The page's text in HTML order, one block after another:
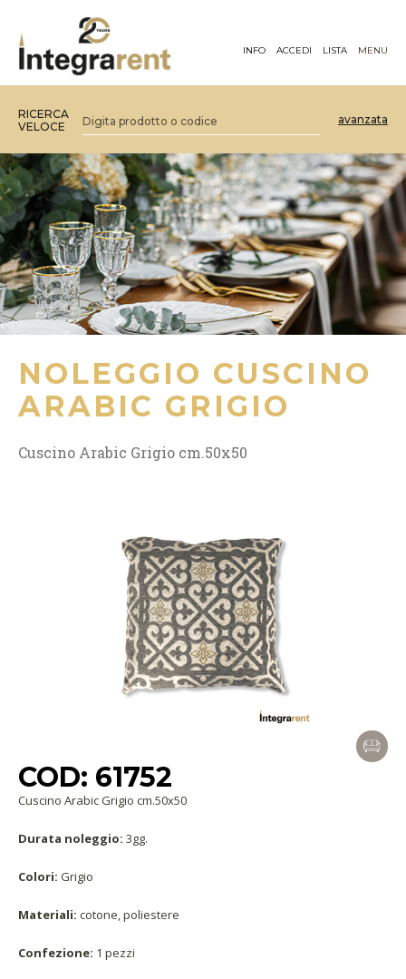
INFO ACCEDI LISTA MENU
RICERCA
VELOCE
avanzata
NOLEGGIO CUSCINO
ARABIC GRIGIO
Cuscino Arabic Grigio cm.50x50
COD: 61752
Cuscino Arabic Grigio cm.50x50
Durata noleggio: 3gg.
Colori: Grigio
Materiali: cotone, poliestere
Confezione: 1 pezzi